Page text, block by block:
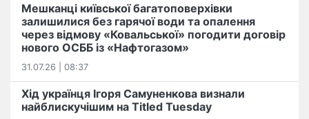
Мешканці київської багатоповерхівки
залишилися без гарячої води та опалення
через відмову «Ковальської» погодити договір
нового ОСББ із «Нафтогазом»
31.07.26 | 08:37
Хід українця Ігоря Самуненкова визнали
найблискучішим на Titled Tuesday